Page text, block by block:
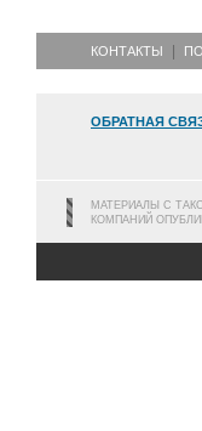
КОНТАКТЫ
ОБРАТНАЯ
МАТЕРИАЛЫ С
КОМПАНИЙ